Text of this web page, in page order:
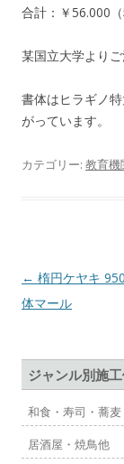
合計：￥56.000（
某国立大学より
書体はヒラギノ
がっています。
カテゴリー: 教育機
投
稿
ゲ
ー
シ
ョ
← 楕円ケヤキ
体マール
ジャンル別施
和食・寿司・蕎麦
居酒屋・焼鳥他